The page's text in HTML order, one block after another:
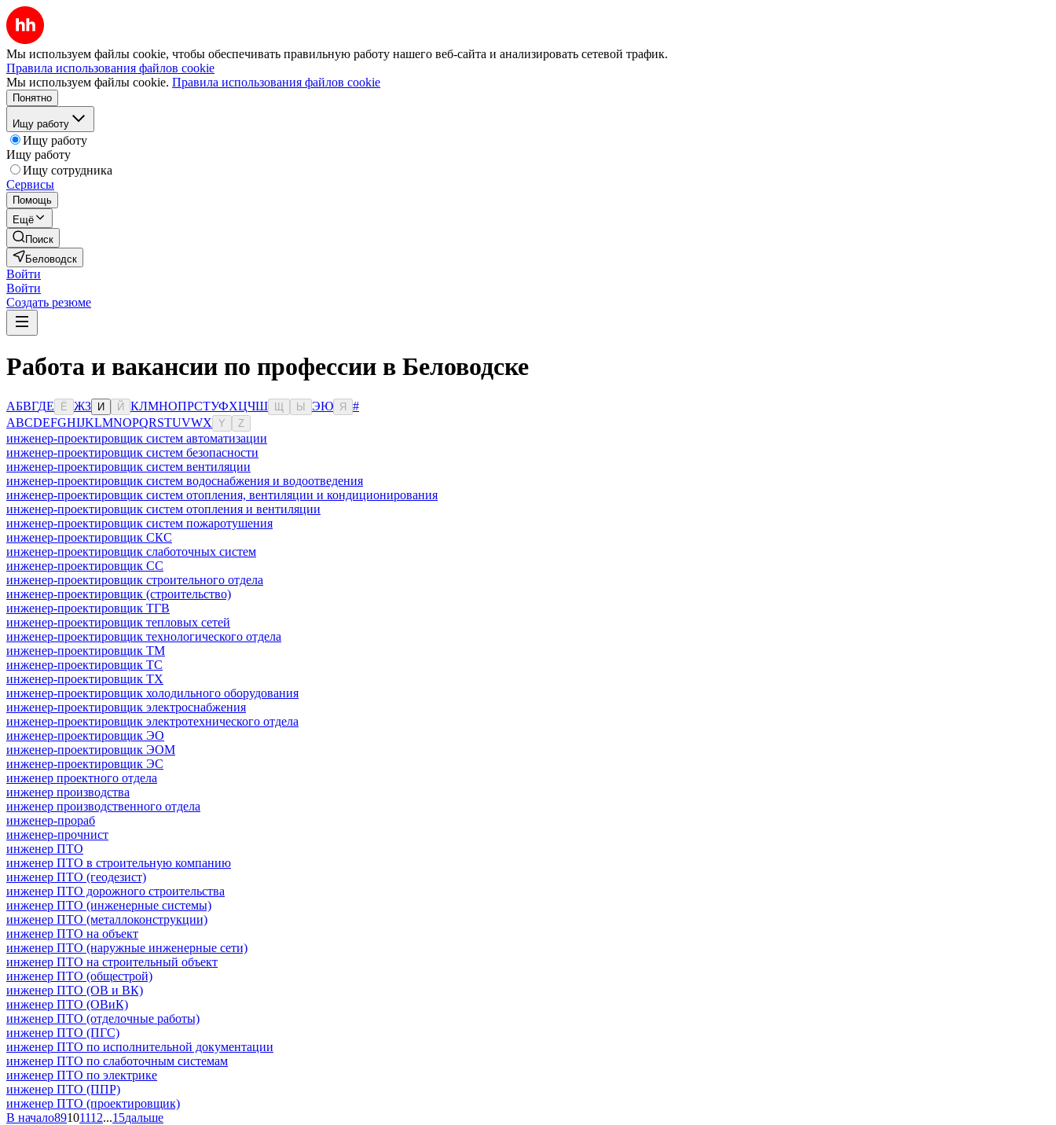
Мы используем файлы cookie, чтобы обеспечивать правильную работу нашего веб-сайта и анализировать сетевой трафик.
Правила использования файлов cookie
Мы используем файлы cookie. Правила использования файлов cookie
Понятно
Ищу работу
Ищу работу
Ищу работу
Ищу сотрудника
Сервисы
Помощь
Ещё
Поиск
Беловодск
Войти
Войти
Создать резюме
Работа и вакансии по профессии в Беловодске
АБВГДЕ Ё ЖЗ И Й КЛМНОПРСТУФХЦЧШ Ы ЭЮ Я
#
ABCDEFGHIJKLMNOPQRSTUVWX Y Z
инженер-проектировщик систем автоматизации
инженер-проектировщик систем безопасности
инженер-проектировщик систем вентиляции
инженер-проектировщик систем водоснабжения и водоотведения
инженер-проектировщик систем отопления, вентиляции и кондиционирования
инженер-проектировщик систем отопления и вентиляции
инженер-проектировщик систем пожаротушения
инженер-проектировщик СКС
инженер-проектировщик слаботочных систем
инженер-проектировщик СС
инженер-проектировщик строительного отдела
инженер-проектировщик (строительство)
инженер-проектировщик ТГВ
инженер-проектировщик тепловых сетей
инженер-проектировщик технологического отдела
инженер-проектировщик ТМ
инженер-проектировщик ТС
инженер-проектировщик ТХ
инженер-проектировщик холодильного оборудования
инженер-проектировщик электроснабжения
инженер-проектировщик электротехнического отдела
инженер-проектировщик ЭО
инженер-проектировщик ЭОМ
инженер-проектировщик ЭС
инженер проектного отдела
инженер производства
инженер производственного отдела
инженер-прораб
инженер-прочнист
инженер ПТО
инженер ПТО в строительную компанию
инженер ПТО (геодезист)
инженер ПТО дорожного строительства
инженер ПТО (инженерные системы)
инженер ПТО (металлоконструкции)
инженер ПТО на объект
инженер ПТО (наружные инженерные сети)
инженер ПТО на строительный объект
инженер ПТО (общестрой)
инженер ПТО (ОВ и ВК)
инженер ПТО (ОВиК)
инженер ПТО (отделочные работы)
инженер ПТО (ПГС)
инженер ПТО по исполнительной документации
инженер ПТО по слаботочным системам
инженер ПТО по электрике
инженер ПТО (ППР)
инженер ПТО (проектировщик)
В начало89101112...15дальше